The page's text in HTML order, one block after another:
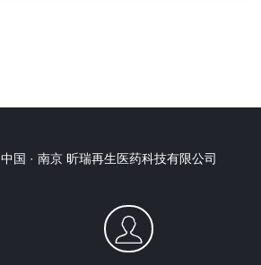
中国 · 南京 昕瑞再生医药科技有限公司